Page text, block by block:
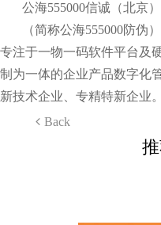
公海555000信诚（北京
（简称公海555000防伪
专注于一物一码软件平台及
制为一体的企业产品数字化
新技术企业、专精特新企业。
Back